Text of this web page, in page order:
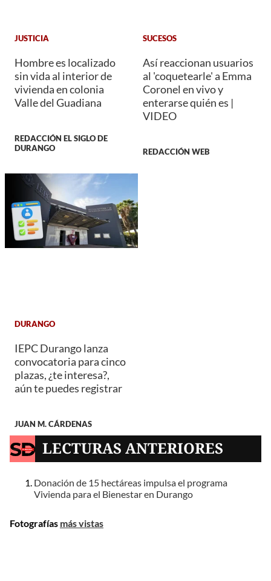
JUSTICIA
Hombre es localizado
sin vida al interior de
vivienda en colonia
Valle del Guadiana
REDACCIÓN EL SIGLO DE
DURANGO
SUCESOS
Así reaccionan usuarios
al 'coquetearle' a Emma
Coronel en vivo y
enterarse quién es |
VIDEO
REDACCIÓN WEB
DURANGO
IEPC Durango lanza
convocatoria para cinco
plazas, ¿te interesa?,
aún te puedes registrar
JUAN M. CÁRDENAS
LECTURAS ANTERIORES
Donación de 15 hectáreas impulsa el programa
Vivienda para el Bienestar en Durango
Fotografías más vistas